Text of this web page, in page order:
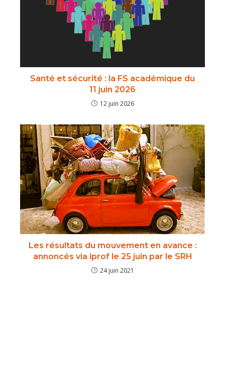
Santé et sécurité : la FS académique du
11 juin 2026
12 juin 2026
Les résultats du mouvement en avance :
annoncés via iprof le 25 juin par le SRH
24 juin 2021